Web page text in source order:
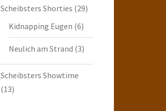
Scheibsters Shorties (29)
Kidnapping Eugen (6)
Neulich am Strand (3)
Scheibsters Showtime
(13)